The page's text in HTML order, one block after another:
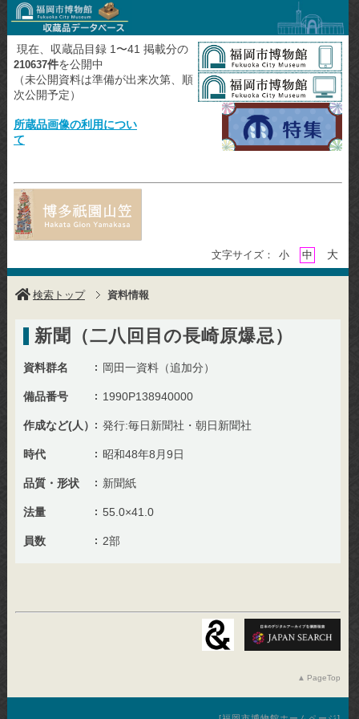
現在、収蔵品目録 1〜41 掲載分の
210637件を公開中
（未公開資料は準備が出来次第、順
次公開予定）
所蔵品画像の利用につい
て
文字サイズ： 小 中 大
検索トップ 資料情報
新聞（二八回目の長崎原爆忌）
資料群名 岡田一資料（追加分）
備品番号 1990P138940000
作成など(人） 発行:毎日新聞社・朝日新聞社
時代 昭和48年8月9日
品質・形状 新聞紙
法量 55.0×41.0
員数 2部
PageTop